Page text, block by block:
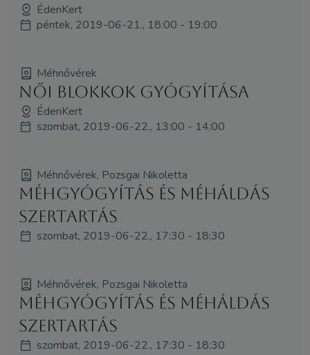
ÉdenKert
péntek, 2019-06-21., 18:00 - 19:00
Méhnővérek
Női Blokkok Gyógyítása
ÉdenKert
szombat, 2019-06-22., 13:00 - 14:00
Méhnővérek, Pozsgai Nikoletta
Méhgyógyítás és MéhÁldás
szertartás
szombat, 2019-06-22., 17:30 - 18:30
Méhnővérek, Pozsgai Nikoletta
Méhgyógyítás és MéhÁldás
szertartás
szombat, 2019-06-22., 17:30 - 18:30